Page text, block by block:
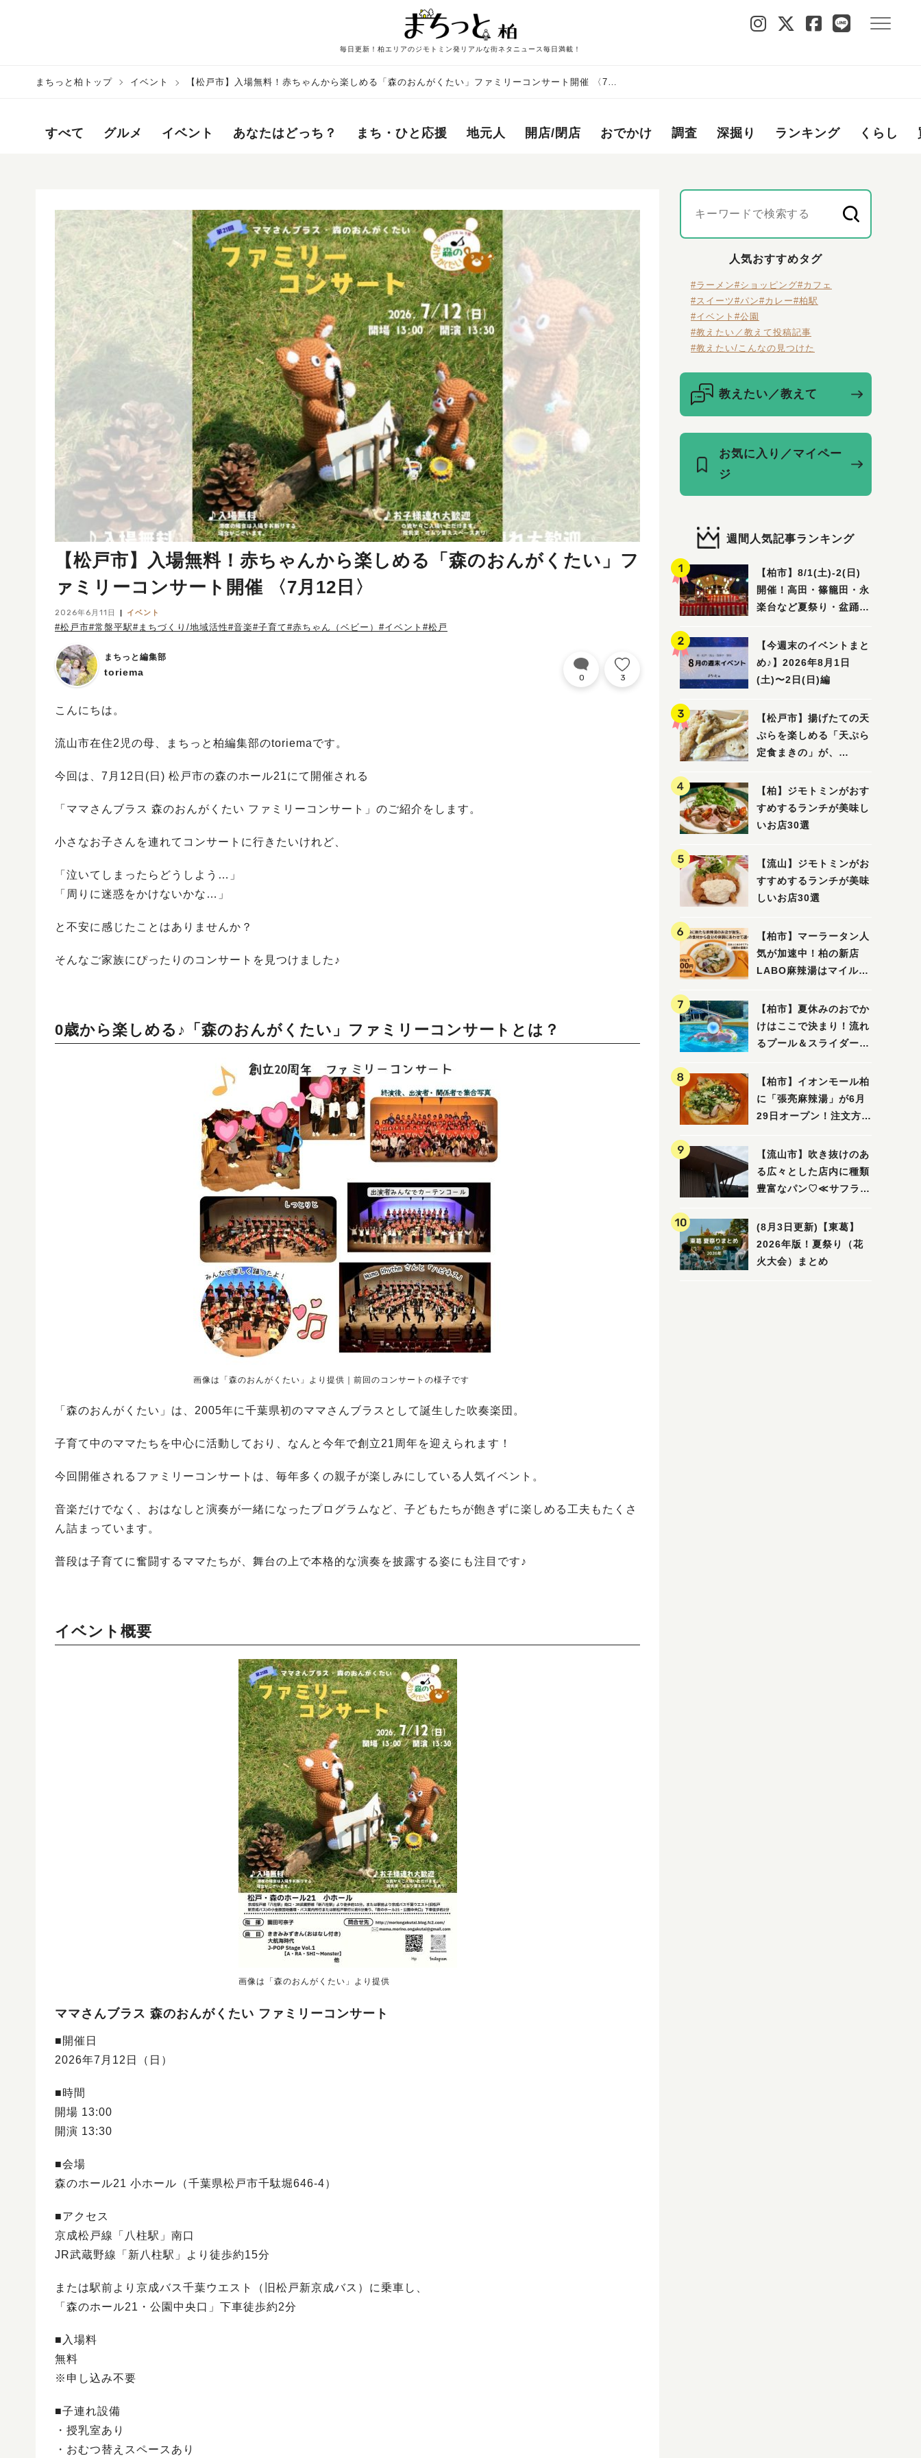
毎日更新！柏エリアのジモトミン発リアルな街ネタニュース毎日満載！
まちっと柏トップ イベント
【松戸市】入場無料！赤ちゃんから楽しめる「森のおんがくたい」ファミリーコンサート開催 〈7月
すべて グルメ イベント あなたはどっち？ まち・ひと応援 地元人 開店/閉店 おでかけ 調査 深掘り ランキング くらし
【松戸市】入場無料！赤ちゃんから楽しめる「森のおんがくたい」フ
ァミリーコンサート開催 〈7月12日〉
2026年6月11日 イベント
#松戸市#常盤平駅#まちづくり/地域活性#音楽#子育て#赤ちゃん（ベビー） #イベント #松戸
まちっと編集部
toriema 0 3
こんにちは。
流山市在住2児の母、まちっと柏編集部のtoriemaです。
今回は、7月12日(日) 松戸市の森のホール21にて開催される
「ママさんブラス 森のおんがくたい ファミリーコンサート」のご紹介をします。
小さなお子さんを連れてコンサートに行きたいけれど、
「泣いてしまったらどうしよう…」
「周りに迷惑をかけないかな…」
と不安に感じたことはありませんか？
そんなご家族にぴったりのコンサートを見つけました♪
0歳から楽しめる♪「森のおんがくたい」ファミリーコンサートとは？
画像は「森のおんがくたい」より提供｜前回のコンサートの様子です
「森のおんがくたい」は、2005年に千葉県初のママさんブラスとして誕生した吹奏楽団。
子育て中のママたちを中心に活動しており、なんと今年で創立21周年を迎えられます！
今回開催されるファミリーコンサートは、毎年多くの親子が楽しみにしている人気イベント。
音楽だけでなく、おはなしと演奏が一緒になったプログラムなど、子どもたちが飽きずに楽しめる工夫もたくさ
ん詰まっています。
普段は子育てに奮闘するママたちが、舞台の上で本格的な演奏を披露する姿にも注目です♪
イベント概要
画像は「森のおんがくたい」より提供
ママさんブラス 森のおんがくたい ファミリーコンサート
■開催日
2026年7月12日（日）
■時間
開場 13:00
開演 13:30
■会場
森のホール21 小ホール（千葉県松戸市千駄堀646-4）
■アクセス
京成松戸線「八柱駅」南口
JR武蔵野線「新八柱駅」より徒歩約15分
または駅前より京成バス千葉ウエスト（旧松戸新京成バス）に乗車し、
「森のホール21・公園中央口」下車徒歩約2分
■入場料
無料
※申し込み不要
■子連れ設備
・授乳室あり
・おむつ替えスペースあり
人気おすすめタグ
#ラーメン#ショッピング#カフェ
#スイーツ#パン#カレー#柏駅
#イベント #公園
#教えたい／教えて投稿記事
#教えたい/こんなの見つけた
教えたい／教えて
お気に入り／マイペー
ジ
週間人気記事ランキング
【柏市】8/1(土)‐2(日)
開催！高田・篠籠田・永
楽台など夏祭り・盆踊り
【今週末のイベントまと
め♪】2026年8月1日
(土)〜2日(日)編
【松戸市】揚げたての天
ぷらを楽しめる「天ぷら
定食まきの」が、
【柏】ジモトミンがおす
すめするランチが美味し
いお店30選
【流山】ジモトミンがお
すすめするランチが美味
しいお店30選
【柏市】マーラータン人
気が加速中！柏の新店
LABO麻辣湯はマイルド
【柏市】夏休みのおでか
けはここで決まり！流れ
るプール＆スライダーに
ル」を親子で満喫してき
ました！
【柏市】イオンモール柏
に「張亮麻辣湯」が6月
29日オープン！注文方法
ビュー
【流山市】吹き抜けのあ
る広々とした店内に種類
豊富なパン♡≪サフラン
(8月3日更新)【東葛】
2026年版！夏祭り（花
火大会）まとめ